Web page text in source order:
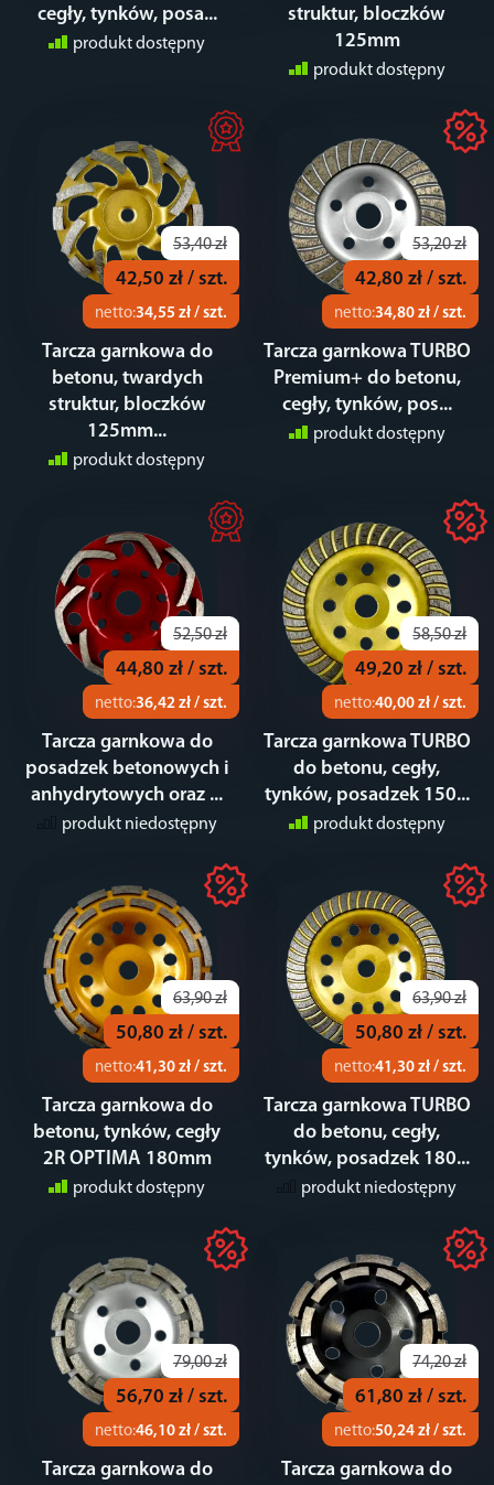
cegły, tynków, posa...
produkt dostępny
struktur, bloczków
125mm
produkt dostępny
53,40 zł
42,50 zł / szt.
netto:34,55 zł / szt.
Tarcza garnkowa do
betonu, twardych
struktur, bloczków
125mm...
produkt dostępny
53,20 zł
42,80 zł / szt.
netto:34,80 zł / szt.
Tarcza garnkowa TURBO
Premium+ do betonu,
cegły, tynków, pos...
produkt dostępny
52,50 zł
44,80 zł / szt.
netto:36,42 zł / szt.
Tarcza garnkowa do
posadzek betonowych i
anhydrytowych oraz ...
produkt niedostępny
58,50 zł
49,20 zł / szt.
netto:40,00 zł / szt.
Tarcza garnkowa TURBO
do betonu, cegły,
tynków, posadzek 150...
produkt dostępny
63,90 zł
50,80 zł / szt.
netto:41,30 zł / szt.
Tarcza garnkowa do
betonu, tynków, cegły
2R OPTIMA 180mm
produkt dostępny
63,90 zł
50,80 zł / szt.
netto:41,30 zł / szt.
Tarcza garnkowa TURBO
do betonu, cegły,
tynków, posadzek 180...
produkt niedostępny
79,00 zł
56,70 zł / szt.
netto:46,10 zł / szt.
Tarcza garnkowa do
74,20 zł
61,80 zł / szt.
netto:50,24 zł / szt.
Tarcza garnkowa do